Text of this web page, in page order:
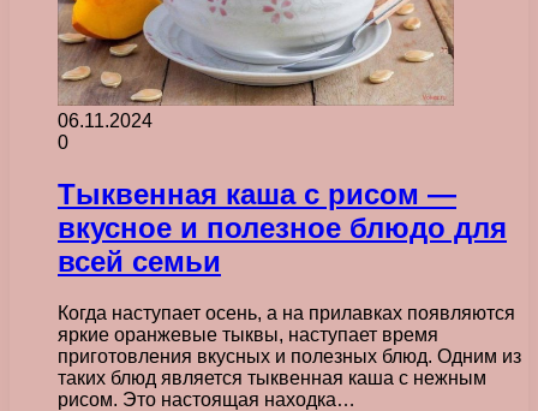
06.11.2024
0
Тыквенная каша с рисом —
вкусное и полезное блюдо для
всей семьи
Когда наступает осень, а на прилавках появляются
яркие оранжевые тыквы, наступает время
приготовления вкусных и полезных блюд. Одним из
таких блюд является тыквенная каша с нежным
рисом. Это настоящая находка…